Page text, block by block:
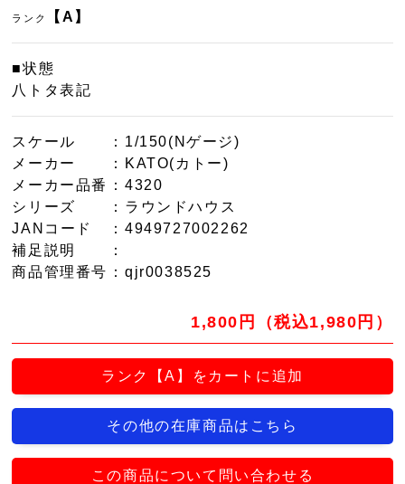
ランク 【A】
■状態
八トタ表記
スケール
：1/150(Nゲージ)
メーカー
：KATO(カトー)
メーカー品番
：4320
シリーズ
：ラウンドハウス
JANコード
：4949727002262
補足説明
：
商品管理番号 ：qjr0038525
1,800円（税込1,980円）
ランク【A】をカートに追加
その他の在庫商品はこちら
この商品について問い合わせる